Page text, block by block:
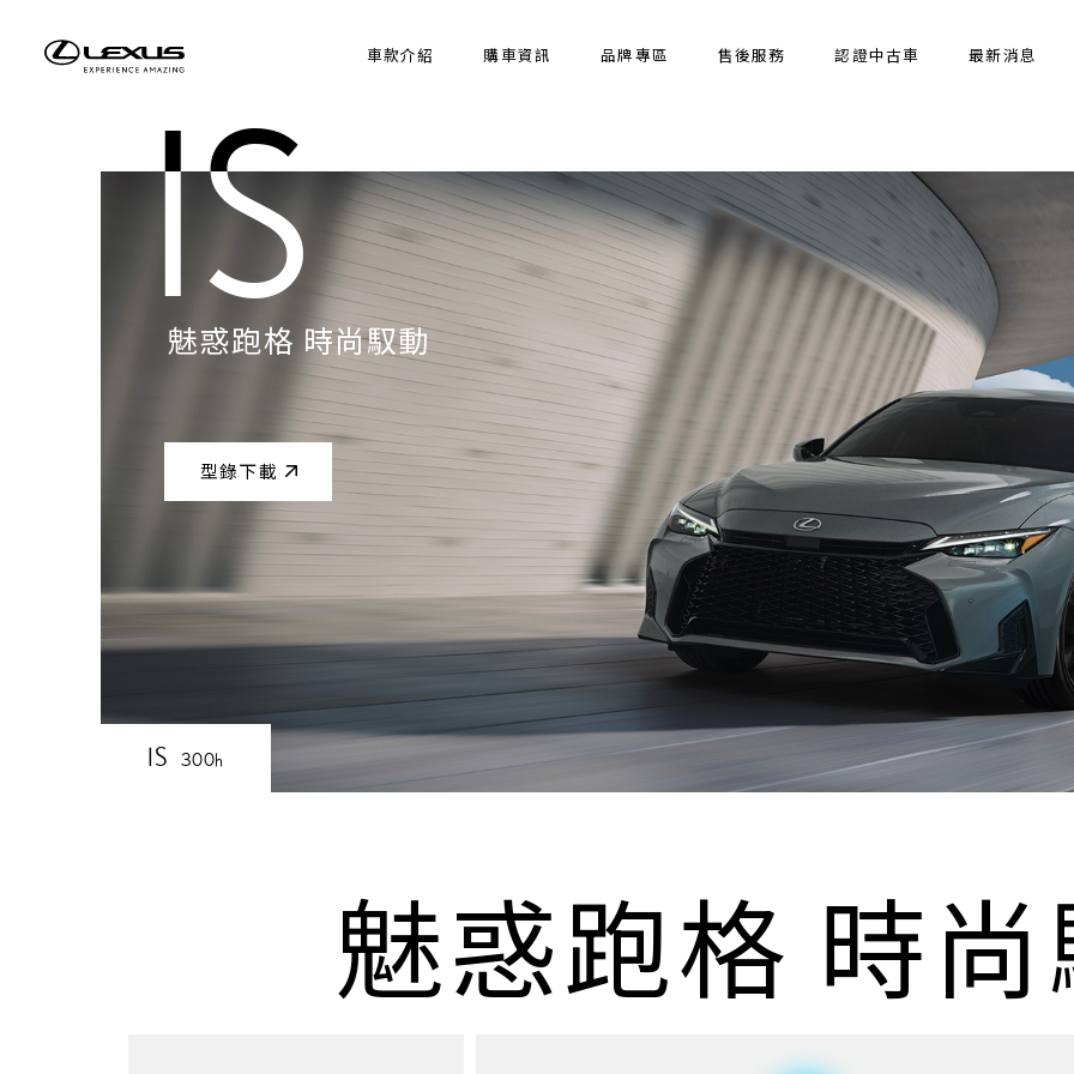
車款介紹 購車資訊 品牌專區 售後服務 認證中古車 最新消息
IS
魅惑跑格 時尚馭動
IS
魅惑跑格 時尚馭動
型錄下載
IS 300h
魅惑跑格 時尚